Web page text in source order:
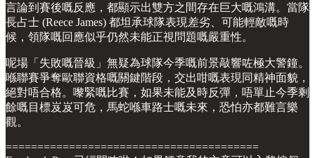
言論到賽後嘅反應，都顯示出雙方之間存在巨大嘅鴻溝。當隊
長占士 (Reece James) 都坦承球隊表現差劣、可能輕敵嘅時
候，領隊嘅回應似乎仍然未能正視問題嘅嚴重性。
呢場「失敗嘅晉級」無疑為球隊今季嘅前景敲響咗極大警鐘。
喺聯賽爭奪歐聯資格嘅關鍵階段，交出咁嘅表現同精神面貌，
絕對唔合格。嚟緊嘅比賽，如果未能及時反彈，唔單止今季剩
餘嘅目標岌岌可危，馬蛇喺車路士嘅未來，恐怕亦都難言樂
觀。
========================================